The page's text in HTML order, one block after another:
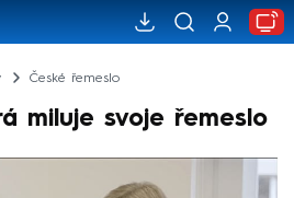
České řemeslo
miluje svoje řemeslo